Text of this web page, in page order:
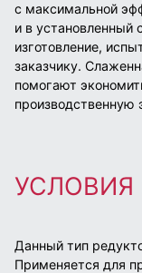
с максимальной
и в установленный
изготовление,
заказчику.
помогают
производственную
УСЛОВИЯ
Данный тип
Применяется для